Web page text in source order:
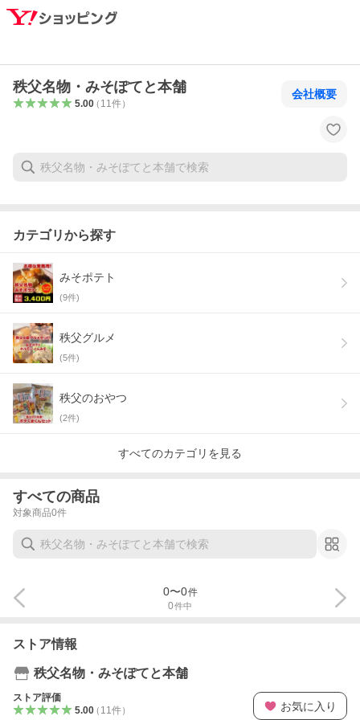
秩父名物・みそぽてと本舗
5.00（ 11 件）
会社概要
カテゴリから探す
みそポテト
(9件)
秩父グルメ
(5件)
秩父のおやつ
(2件)
すべてのカテゴリを見る
すべての商品
対象商品0件
0件中
0〜0件
ストア情報
秩父名物・みそぽてと本舗
ストア評価
5.00（ 11 件） お気に入り